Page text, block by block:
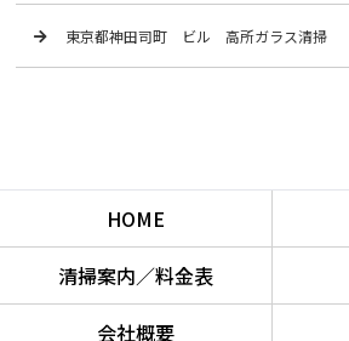
東京都神田司町 ビル 高所ガラス清掃
HOME
清掃案内／料金表
会社概要